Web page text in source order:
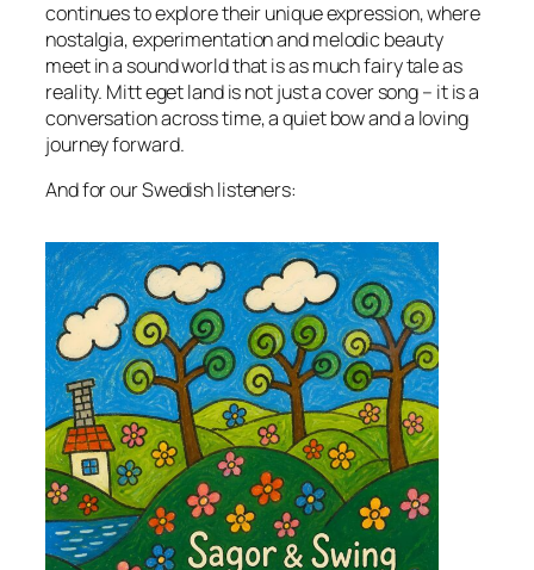
continues to explore their unique expression, where
nostalgia, experimentation and melodic beauty
meet in a sound world that is as much fairy tale as
reality. Mitt eget land is not just a cover song – it is a
conversation across time, a quiet bow and a loving
journey forward.
And for our Swedish listeners: